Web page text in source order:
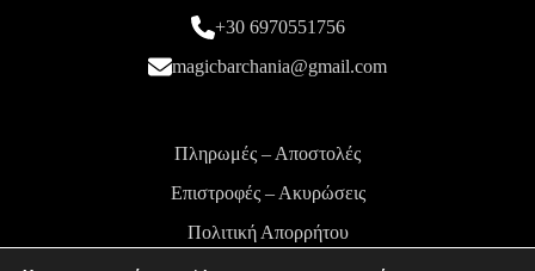
+30 6970551756
magicbarchania@gmail.com
Πληρωμές – Αποστολές
Επιστροφές – Ακυρώσεις
Πολιτική Απορρήτου